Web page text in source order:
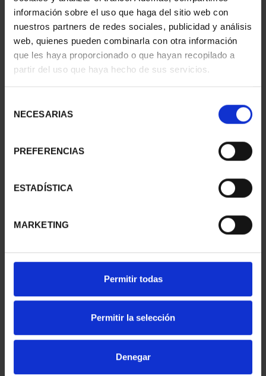
información sobre el uso que haga del sitio web con
nuestros partners de redes sociales, publicidad y análisis
web, quienes pueden combinarla con otra información
que les haya proporcionado o que hayan recopilado a
partir del uso que haya hecho de sus servicios.
NECESARIAS
PREFERENCIAS
ESTADÍSTICA
MARKETING
Permitir todas
Permitir la selección
Denegar
CORUÑA
€73.00